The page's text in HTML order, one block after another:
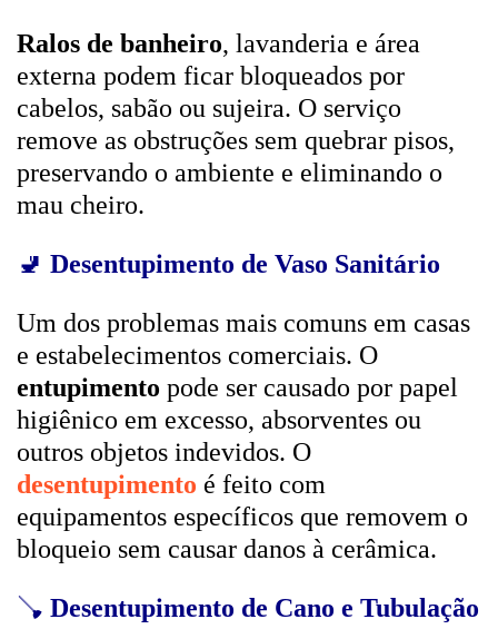
Ralos de banheiro, lavanderia e área
externa podem ficar bloqueados por
cabelos, sabão ou sujeira. O serviço
remove as obstruções sem quebrar pisos,
preservando o ambiente e eliminando o
mau cheiro.
🚽 Desentupimento de Vaso Sanitário
Um dos problemas mais comuns em casas
e estabelecimentos comerciais. O
entupimento pode ser causado por papel
higiênico em excesso, absorventes ou
outros objetos indevidos. O
desentupimento é feito com
equipamentos específicos que removem o
bloqueio sem causar danos à cerâmica.
🪠 Desentupimento de Cano e Tubulação